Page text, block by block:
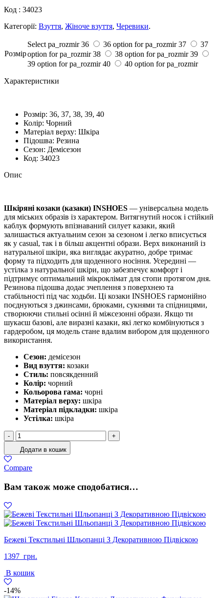
Код : 34023
Категорії: Взуття, Жіноче взуття, Черевики.
Розмiр
Select pa_rozmir 36 36 option for pa_rozmir 37
37
option for pa_rozmir 38 38 option for pa_rozmir 39
39 option for pa_rozmir 40 40 option for pa_rozmir
Характеристики
Розмiр: 36, 37, 38, 39, 40
Колір: Чорний
Матеріал верху: Шкіра
Підошва: Резина
Сезон: Демісезон
Код: 34023
Опис
Шкіряні козаки (казаки) INSHOES — універсальна модель
для міських образів із характером. Витягнутий носок і стійкий
каблук формують впізнаваний силует казаки, який
залишається актуальним сезон за сезоном і легко вписується
як у casual, так і в більш акцентні образи. Верх виконаний із
натуральної шкіри, яка виглядає акуратно, добре тримає
форму та підходить для щоденного носіння. Усередині —
устілка з натуральної шкіри, що забезпечує комфорт і
підтримує оптимальний мікроклімат для стопи протягом дня.
Резинова підошва додає зчеплення з поверхнею та
стабільності під час ходьби. Ці козаки INSHOES гармонійно
поєднуються з джинсами, брюками, сукнями та спідницями,
створюючи стильні осінні й міжсезонні образи. Якщо ти
шукаєш базові, але виразні казаки, які легко комбінуються з
гардеробом, ця модель стане вдалим вибором для щоденного
використання.
Сезон: демісезон
Вид взуття: козаки
Стиль: повсякденний
Колір: чорний
Кольорова гама: чорні
Матеріал верху: шкіра
Матеріал підкладки: шкіра
Устілка: шкіра
Козаки
Жіночі
Демісезон
Натуральна
шкіра
кількість
-
+
Додати в кошик
Compare
Вам також може сподобатися…
Бежеві Текстильні Шльопанці З Декоративною Підвіскою
1397 грн.
В кошик
-14%